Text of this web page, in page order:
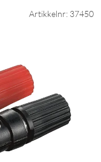
Artikkelnr: 37450